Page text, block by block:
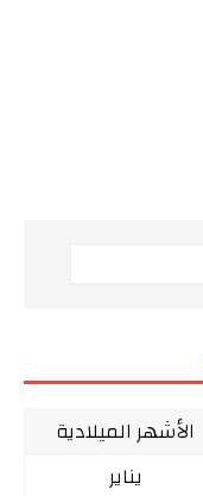
الأشهر الميلادية
يناير